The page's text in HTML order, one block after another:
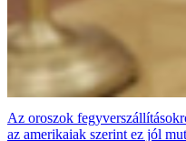
Az oroszok
az amerikaiak szerint ez jól